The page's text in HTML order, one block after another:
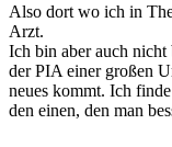
Also dort wo ich in
Arzt.
Ich bin aber auch nicht
der PIA einer großen
neues kommt. Ich
den einen, den man